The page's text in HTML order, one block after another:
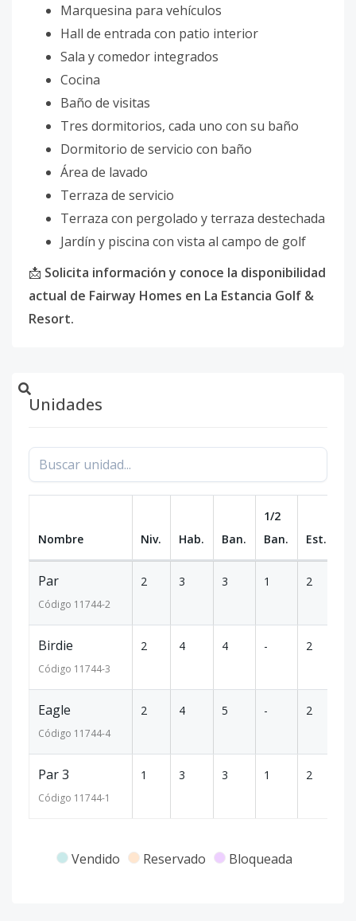
Marquesina para vehículos
Hall de entrada con patio interior
Sala y comedor integrados
Cocina
Baño de visitas
Tres dormitorios, cada uno con su baño
Dormitorio de servicio con baño
Área de lavado
Terraza de servicio
Terraza con pergolado y terraza destechada
Jardín y piscina con vista al campo de golf
📩 Solicita información y conoce la disponibilidad
actual de Fairway Homes en La Estancia Golf &
Resort.
Unidades
Nombre Niv. Hab. Ban.
1/2
Ban.
Est.
Par
Código 11744-2
2 3 3 1 2
Birdie
Código 11744-3
2 4 4 - 2
Eagle
Código 11744-4
2 4 5 - 2
Par 3
Código 11744-1
1 3 3 1 2
Vendido Reservado Bloqueada